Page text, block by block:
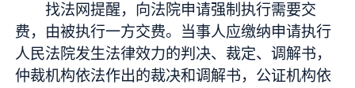
找法网提醒，向法院申请强制执行需要交
费，由被执行一方交费。当事人应缴纳申请执行
人民法院发生法律效力的判决、裁定、调解书，
仲裁机构依法作出的裁决和调解书，公证机构依